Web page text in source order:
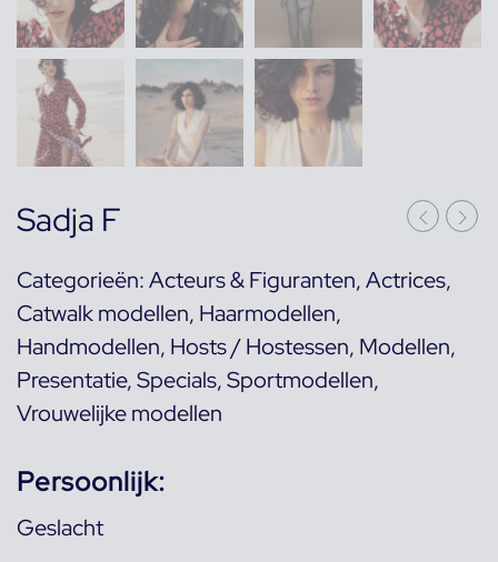
Sadja F
Categorieën:Acteurs & Figuranten,Actrices,
Catwalk modellen, Haarmodellen,
Handmodellen, Hosts / Hostessen, Modellen,
Presentatie,Specials,Sportmodellen,
Vrouwelijke modellen
Persoonlijk:
Geslacht